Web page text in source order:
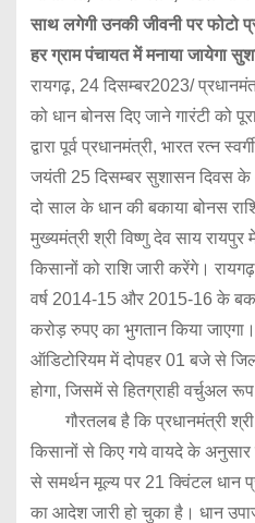
साथ लगेगी उनकी जीवनी पर फोटो
हर ग्राम पंचायत में मनाया जायेगा
रायगढ़, 24 दिसम्बर2023/
को धान बोनस दिए जाने गारंटी को
द्वारा पूर्व प्रधानमंत्री, भारत रत्न
जयंती 25 दिसम्बर सुशासन दिवस के
दो साल के धान की बकाया बोनस
मुख्यमंत्री श्री विष्णु देव साय
किसानों को राशि जारी करेंगे।
वर्ष 2014-15 और 2015-16 के
करोड़ रुपए का भुगतान किया
ऑडिटोरियम में दोपहर 01 बजे से
होगा, जिसमें से हितग्राही वर्चुअल
गौरतलब है कि प्रधानमंत्री श्री
किसानों से किए गये वायदे के अनुसार
से समर्थन मूल्य पर 21 क्विंटल
का आदेश जारी हो चुका है। धान